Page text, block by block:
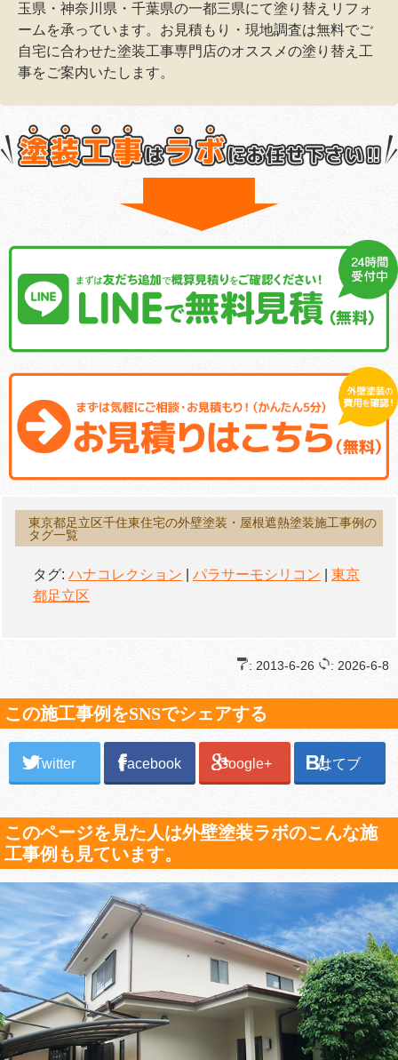
玉県・神奈川県・千葉県の一都三県にて塗り替えリフォ
ームを承っています。お見積もり・現地調査は無料でご
自宅に合わせた塗装工事専門店のオススメの塗り替え工
事をご案内いたします。
東京都足立区千住東住宅の外壁塗装・屋根遮熱塗装施工事例の
タグ一覧
タグ: ハナコレクション パラサーモシリコン
東京
都足立区
: 2013-6-26 : 2026-6-8
この施工事例をSNSでシェアする
Twitter Facebook Google+ はてブ
このページを見た人は外壁塗装ラボのこんな施
工事例も見ています。